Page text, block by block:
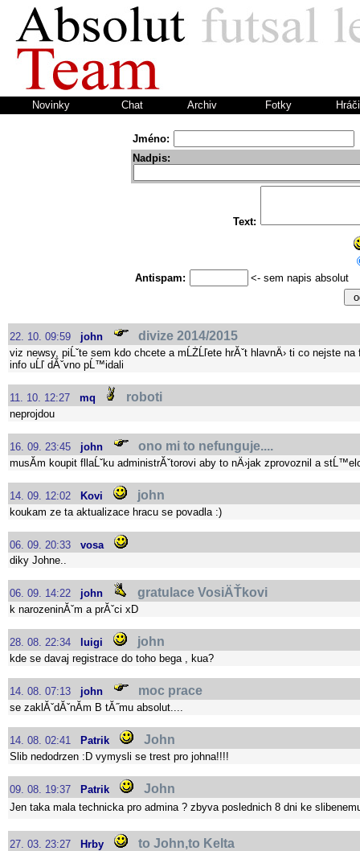
Novinky Chat Archiv Fotky Hráči
Jméno:
Nadpis:
Text:
Antispam: <- sem napis absolut
22. 10. 09:59 john divize 2014/2015
viz newsy, piĹˇte sem kdo chcete a mĹŻĹľete hrĂˇt hlavnÄ› ti co nejste
info uĹľ dĂˇvno pĹ™idali
11. 10. 12:27 mq roboti
neprojdou
16. 09. 23:45 john ono mi to nefunguje....
musĂ­m koupit fllaĹˇku administrĂˇtorovi aby to nÄ›jak zprovoznil a
14. 09. 12:02 Kovi john
koukam ze ta aktualizace hracu se povadla :)
06. 09. 20:33 vosa
diky Johne..
06. 09. 14:22 john gratulace VosiÄŤkovi
k narozeninĂˇm a prĂˇci xD
28. 08. 22:34 luigi john
kde se davaj registrace do toho bega , kua?
14. 08. 07:13 john moc prace
se zaklĂˇdĂˇnĂ­m B tĂ˝mu absolut....
14. 08. 02:41 Patrik John
Slib nedodrzen :D vymysli se trest pro johna!!!!
09. 08. 19:37 Patrik John
Jen taka mala technicka pro admina ? zbyva poslednich 8 dni ke
27. 03. 23:27 Hrby to John,to Kelta